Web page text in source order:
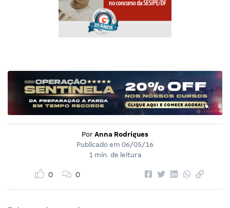
Por Anna Rodrigues
Publicado em 06/05/16
1 min. de leitura
0 0